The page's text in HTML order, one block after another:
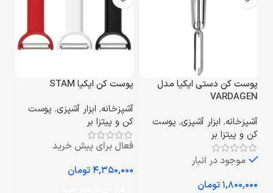
پوست کن دستی ایکیا مدل
VARDAGEN
آشپزخانه, ابزار آشپزی, پوست
کن و پیتزا بر
موجود در انبار
تومان
پوست کن ایکیا STAM
آشپزخانه, ابزار آشپزی, پوست
کن و پیتزا بر
فعال برای پیش خرید
تومان